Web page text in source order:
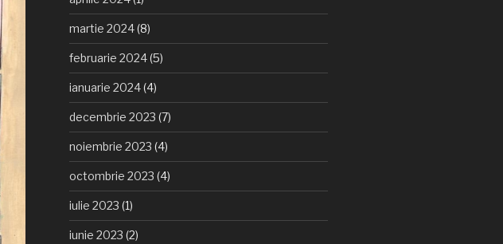
martie 2024(8)
februarie 2024(5)
ianuarie 2024(4)
decembrie 2023 (7)
noiembrie 2023 (4)
octombrie 2023 (4)
iulie 2023 (1)
iunie 2023 (2)